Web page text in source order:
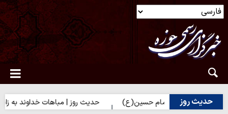
حدیث روز
زائران امام حسین(ع) حدیث روز | مباهات خداوند به زائر امام